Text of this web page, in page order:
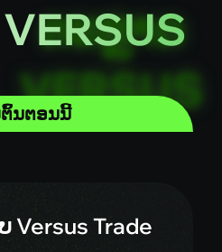
ຕົ້ນຕອນນີ້
Versus Trade
Google Play